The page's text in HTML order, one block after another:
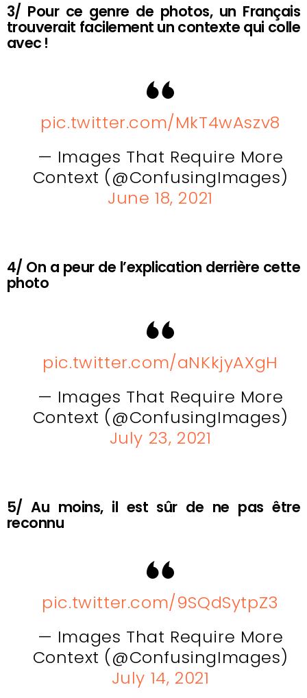
3/ Pour ce genre de photos, un Français
trouverait facilement un contexte qui colle
avec !
pic.twitter.com/MkT4wAszv8
— Images That Require More
Context (@ConfusingImages)
June 18, 2021
4/ On a peur de l’explication derrière cette
photo
pic.twitter.com/aNKkjyAXgH
— Images That Require More
Context (@ConfusingImages)
July 23, 2021
5/ Au moins, il est sûr de ne pas être
reconnu
pic.twitter.com/9SQdSytpZ3
— Images That Require More
Context (@ConfusingImages)
July 14, 2021